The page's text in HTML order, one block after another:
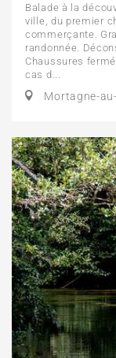
Balade à la
ville, du premier
commerçante.
randonnée.
Chaussures
cas d...
Mortagne-